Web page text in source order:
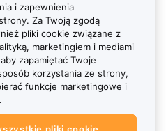
i zapewnienia
Za Twoją zgodą
pliki cookie związane z
marketingiem i mediami
zapamiętać Twoje
korzystania ze strony,
funkcje marketingowe i